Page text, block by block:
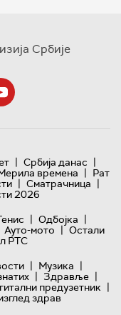
Србије
| Србија данас |
времена | Рат
| Сматрачница |
2026
| Одбојка |
Ауто-мото | Остали
РТС
| Музика |
| Здравље |
предузетник |
здрав